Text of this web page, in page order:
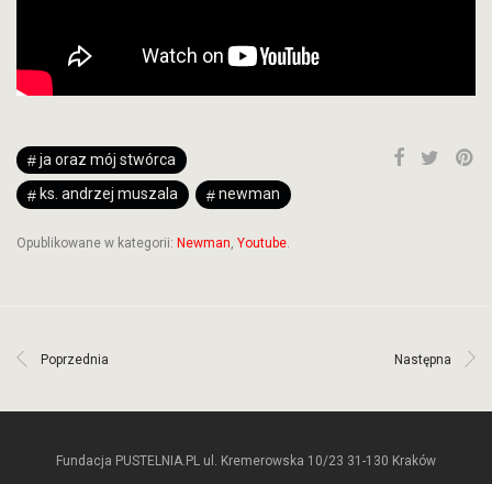
ja oraz mój stwórca
ks. andrzej muszala
newman
Opublikowane w kategorii: Newman Youtube
Poprzednia Następna
Fundacja PUSTELNIA.PL ul. Kremerowska 10/23 31-130 Kraków